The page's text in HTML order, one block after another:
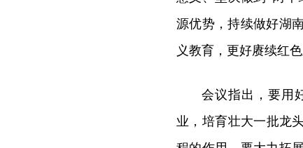
源优势，持续做好湖
义教育，更好赓续红
会议指出，要用
业，培育壮大一批龙